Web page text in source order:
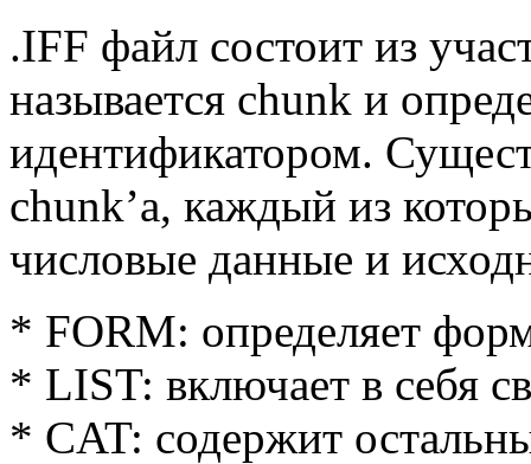
.IFF файл состоит из
называется chunk и
идентификатором.
chunk’а, каждый из
числовые данные и
* FORM: определяет
* LIST: включает в себя
* CAT: содержит